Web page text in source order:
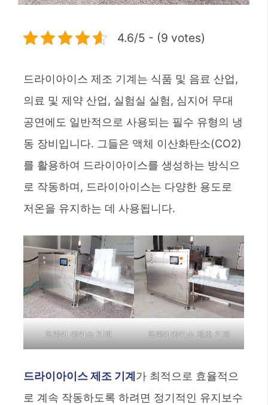
4.6/5 - (9 votes)
드라이아이스 제조 기계는 식품 및 음료 산업,
의료 및 제약 산업, 실험실 실험, 심지어 무대
공연에도 일반적으로 사용되는 필수 유형의 냉
동 장비입니다. 그들은 액체 이산화탄소(CO2)
를 활용하여 드라이아이스를 생성하는 방식으
로 작동하며, 드라이아이스는 다양한 용도로
저온을 유지하는 데 사용됩니다.
드라이 아이스 기계 드라이아이스 제조 기계
드라이아이스 제조 기계 가 최적으로 효율적으
로 계속 작동하도록 하려면 정기적인 유지보수